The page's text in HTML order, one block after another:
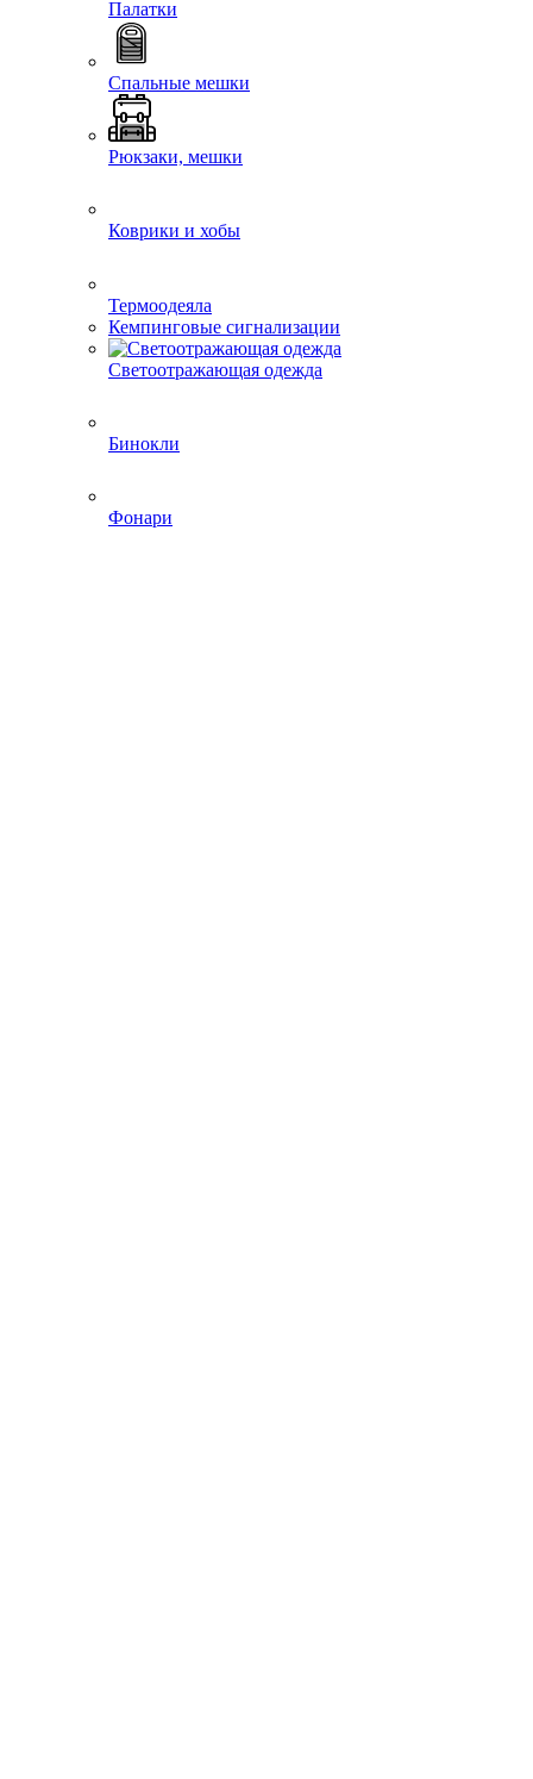
Палатки
Спальные мешки
Рюкзаки, мешки
Коврики и хобы
Термоодеяла
Кемпинговые сигнализации
Светоотражающая одежда
Бинокли
Фонари